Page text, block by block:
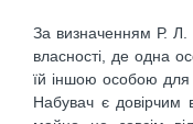
За визначенням Р.
власності, де одна
їй іншою особою для
Набувач є довірчим